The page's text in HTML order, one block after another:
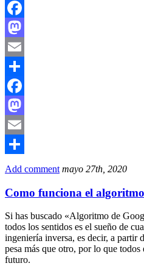
Facebook
Mastodon
Email
Compartir
Facebook
Mastodon
Email
Compartir
Add comment mayo 27th, 2020
Como funciona el
Si has buscado «Algoritmo de
todos los sentidos es el sueño de
ingeniería inversa, es decir, a partir
pesa más que otro, por lo que
futuro.